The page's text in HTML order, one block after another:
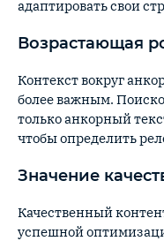
адаптировать свои
Возрастающая
Контекст вокруг
более важным.
только анкорный
чтобы определить
Значение
Качественный
успешной